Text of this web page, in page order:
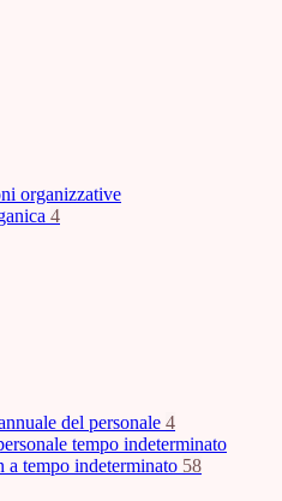
organizzative
4
del personale 4
tempo indeterminato
a tempo indeterminato 58